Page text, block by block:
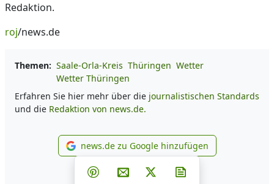
Redaktion.
roj/news.de
Themen: Saale-Orla-Kreis Thüringen Wetter
Wetter Thüringen
Erfahren Sie hier mehr über die journalistischen Standards
und die Redaktion von news.de.
news.de zu Google
news.de zu Google hinzufügen
Teilen auf Facebook
Teilen auf Whatsapp
Teilen auf Telegram
Teilen auf Pinterest
Per E-Mail teilen
Post auf X